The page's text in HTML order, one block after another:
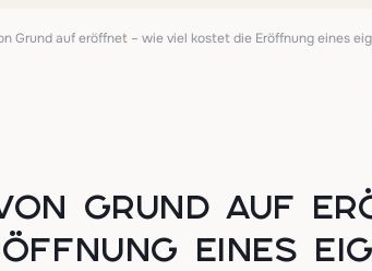
Grund auf eröffnet – wie viel kostet die Eröffnung eines
GRUND AUF
EINES